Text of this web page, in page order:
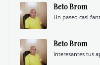
Beto Brom
Un paseo casi
Beto Brom
Interesantes tus